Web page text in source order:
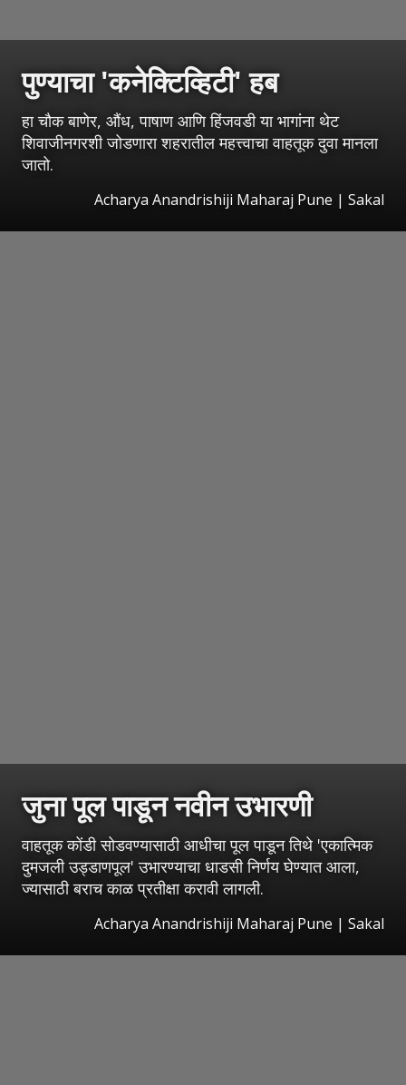
पुण्याचा 'कनेक्टिव्हिटी' हब
हा चौक बाणेर, औंध, पाषाण आणि हिंजवडी या भागांना थेट
शिवाजीनगरशी जोडणारा शहरातील महत्त्वाचा वाहतूक दुवा मानला
जातो.
Acharya Anandrishiji Maharaj Pune | Sakal
जुना पूल पाडून नवीन उभारणी
वाहतूक कोंडी सोडवण्यासाठी आधीचा पूल पाडून तिथे 'एकात्मिक
दुमजली उड्डाणपूल' उभारण्याचा धाडसी निर्णय घेण्यात आला,
ज्यासाठी बराच काळ प्रतीक्षा करावी लागली.
Acharya Anandrishiji Maharaj Pune | Sakal